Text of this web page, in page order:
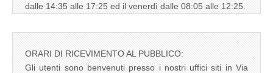
dalle 14:35 alle 17:25 ed il venerdì dalle 08:05 alle 12:25.
ORARI DI RICEVIMENTO AL PUBBLICO:
Gli utenti sono benvenuti presso i nostri uffici siti in Via